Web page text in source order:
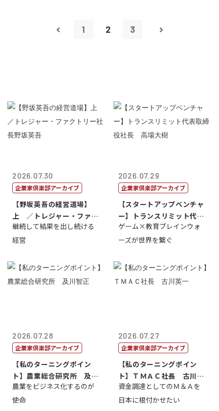
1 2 3
2026.07.30
企業家倶楽部アーカイブ
【野坂英吾の経営道場】
上 ／トレジャー・ファク
トリー社長野坂...
継続して結果を出し続ける
経営
2026.07.29
企業家倶楽部アーカイブ
【スタートアップベンチャ
ー】トランスリミット代表
取締役社長 ...
ゲーム×教育ブレインウォ
ーズが世界を繋ぐ
2026.07.28
企業家倶楽部アーカイブ
【私のターニングポイン
ト】農業総合研究所 及川
智正
農業をビジネス化するのが
使命
2026.07.27
企業家倶楽部アーカイブ
【私のターニングポイン
ト】ＴＭＡＣ社長 古川英
一
資金調達としてのＭ＆Ａを
日本に根付かせたい